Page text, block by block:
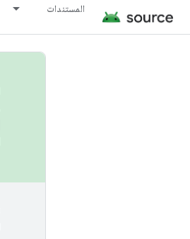
المستندات